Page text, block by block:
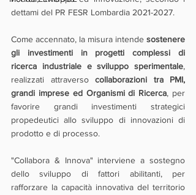
dettami del PR FESR Lombardia 2021-2027.
Come accennato, la misura intende sostenere
gli investimenti in progetti complessi di
ricerca industriale e sviluppo sperimentale,
realizzati attraverso collaborazioni tra PMI,
grandi imprese ed Organismi di Ricerca, per
favorire grandi investimenti strategici
propedeutici allo sviluppo di innovazioni di
prodotto e di processo.
"Collabora & Innova" interviene a sostegno
dello sviluppo di fattori abilitanti, per
rafforzare la capacità innovativa del territorio